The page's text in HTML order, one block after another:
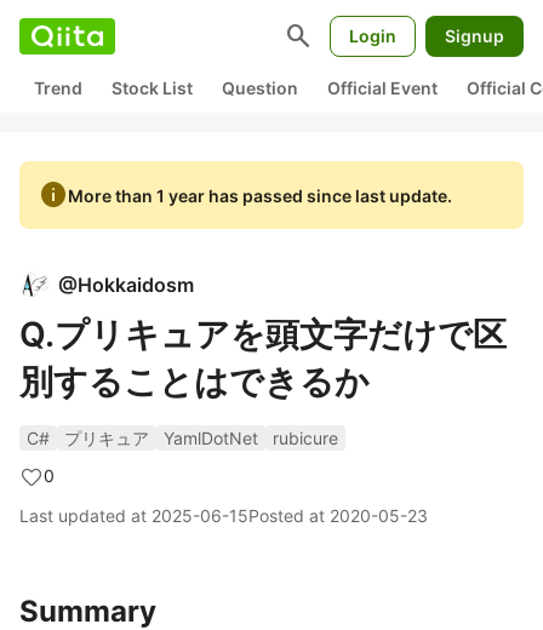
search Login Signup
Trend Stock List Question Official Event Official
infoMore than 1 year has passed since last update.
@Hokkaidosm
Q.プリキュアを頭文字だけで区
別することはできるか
C# プリキュア YamlDotNet
rubicure
0
Last updated at 2025-06-15Posted at 2020-05-23
Summary